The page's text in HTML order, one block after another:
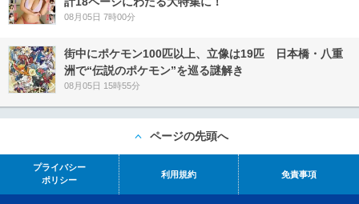
08月05日 7時00分
街中にポケモン100匹以上、立像は19匹 日本橋・八重
洲で“伝説のポケモン”を巡る謎解き
08月05日 15時55分
ページの先頭へ
プライバシー
ポリシー
利用規約 免責事項